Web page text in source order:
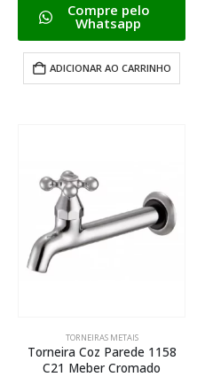
Compre pelo
Whatsapp
ADICIONAR AO CARRINHO
TORNEIRAS METAIS
Torneira Coz Parede 1158
C21 Meber Cromado